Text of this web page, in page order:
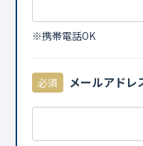
※携帯電話OK
必須 メールアドレ